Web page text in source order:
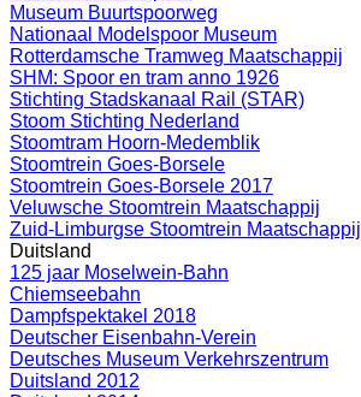
Museum Buurtspoorweg
Nationaal Modelspoor Museum
Rotterdamsche Tramweg Maatschappij
SHM: Spoor en tram anno 1926
Stichting Stadskanaal Rail (STAR)
Stoom Stichting Nederland
Stoomtram Hoorn-Medemblik
Stoomtrein Goes-Borsele
Stoomtrein Goes-Borsele 2017
Veluwsche Stoomtrein Maatschappij
Zuid-Limburgse Stoomtrein Maatschappij
Duitsland
125 jaar Moselwein-Bahn
Chiemseebahn
Dampfspektakel 2018
Deutscher Eisenbahn-Verein
Deutsches Museum Verkehrszentrum
Duitsland 2012